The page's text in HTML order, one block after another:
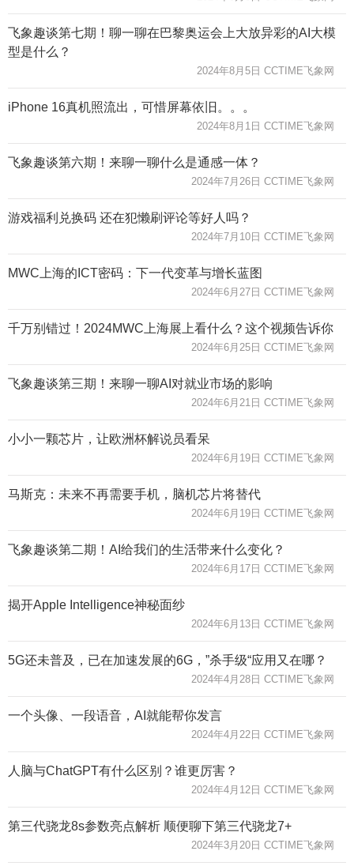
飞象趣谈第七期！聊一聊在巴黎奥运会上大放异彩的AI大模
型是什么？
2024年8月5日 CCTIME飞象网
iPhone 16真机照流出，可惜屏幕依旧。。。
2024年8月1日 CCTIME飞象网
飞象趣谈第六期！来聊一聊什么是通感一体？
2024年7月26日 CCTIME飞象网
游戏福利兑换码 还在犯懒刷评论等好人吗？
2024年7月10日 CCTIME飞象网
MWC上海的ICT密码：下一代变革与增长蓝图
2024年6月27日 CCTIME飞象网
千万别错过！2024MWC上海展上看什么？这个视频告诉你
2024年6月25日 CCTIME飞象网
飞象趣谈第三期！来聊一聊AI对就业市场的影响
2024年6月21日 CCTIME飞象网
小小一颗芯片，让欧洲杯解说员看呆
2024年6月19日 CCTIME飞象网
马斯克：未来不再需要手机，脑机芯片将替代
2024年6月19日 CCTIME飞象网
飞象趣谈第二期！AI给我们的生活带来什么变化？
2024年6月17日 CCTIME飞象网
揭开Apple Intelligence神秘面纱
2024年6月13日 CCTIME飞象网
5G还未普及，已在加速发展的6G，”杀手级“应用又在哪？
2024年4月28日 CCTIME飞象网
一个头像、一段语音，AI就能帮你发言
2024年4月22日 CCTIME飞象网
人脑与ChatGPT有什么区别？谁更厉害？
2024年4月12日 CCTIME飞象网
第三代骁龙8s参数亮点解析 顺便聊下第三代骁龙7+
2024年3月20日 CCTIME飞象网